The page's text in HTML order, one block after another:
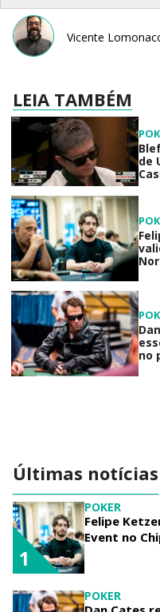
Vicente
LEIA TAMBÉM
de
no
Últimas notícias
POKER
Felipe
Event no
1
POKER